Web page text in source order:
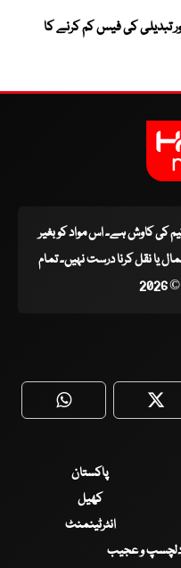
تبدیلی کی فیس کم کرنے کا
ٹیم کی کاوش ہے۔ اس مواد کو بغیر
یا نقل کرنا درست نہیں۔ تمام
WhatsApp
پاکستان
کھیل
انٹرٹینمنٹ
و عجیب